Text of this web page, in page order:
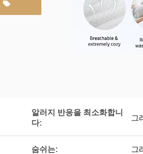
알러지 반응을 최소화합니
다:
그
숨쉬는: 그